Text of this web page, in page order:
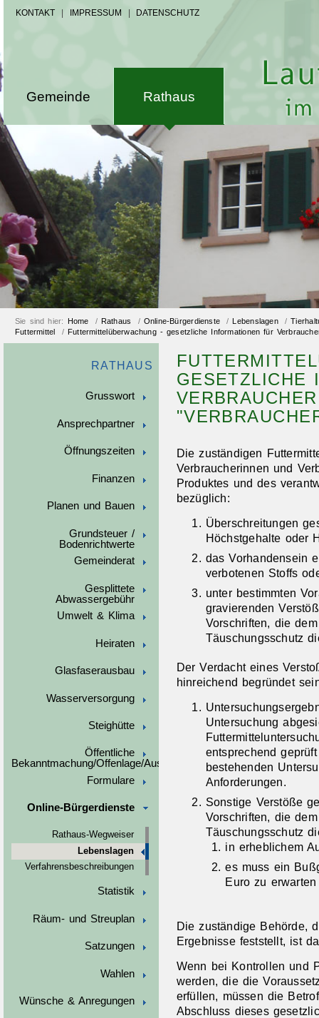
KONTAKT IMPRESSUM DATENSCHUTZ
Gemeinde Rathaus
Sie sind hier: Home / Rathaus / Online-Bürgerdienste / Lebenslagen /
Futtermittel
/ Futtermittelüberwachung - gesetzliche Informationen für
RATHAUS
Grusswort
Ansprechpartner
Öffnungszeiten
Finanzen
Planen und Bauen
Grundsteuer /
Bodenrichtwerte
Gemeinderat
Gesplittete
Abwassergebühr
Umwelt & Klima
Heiraten
Glasfaserausbau
Wasserversorgung
Steighütte
Öffentliche
Bekanntmachung/Offenlage/Ausschreibungen
Formulare
Online-Bürgerdienste
Rathaus-Wegweiser
Lebenslagen
Verfahrensbeschreibungen
Statistik
Räum- und Streuplan
Satzungen
Wahlen
Wünsche & Anregungen
GESETZLICHE
Die zuständigen
Verbraucherinnen und
Produktes und des
bezüglich:
Überschreitungen
Höchstgehalte oder
das Vorhandensein
verbotenen Stoffs
unter bestimmten
gravierenden
Vorschriften, die
Täuschungsschutz
Der Verdacht eines
hinreichend begründet
Untersuchung
entsprechend
bestehenden
Anforderungen.
Sonstige Verstöße
Vorschriften, die
Täuschungsschutz
in erheblichem
es muss ein
Euro zu
Die zuständige Behörde,
Ergebnisse feststellt, ist
Wenn bei Kontrollen und
werden, die die
erfüllen, müssen die
Abschluss dieses